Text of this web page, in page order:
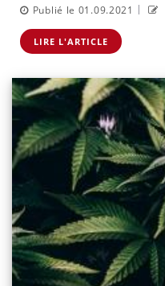
Publié le 01.09.2021 |
LIRE L'ARTICLE